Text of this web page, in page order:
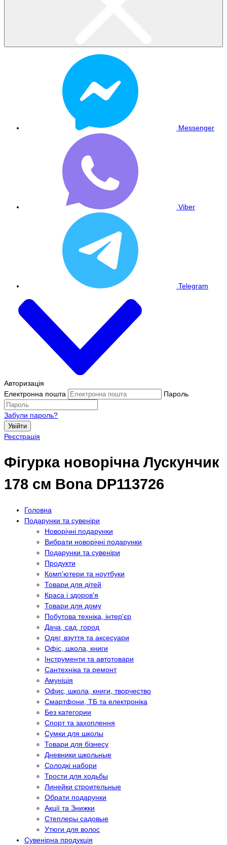
Messenger
Viber
Telegram
Авторизація
Електронна пошта
Пароль
Забули пароль?
Увійти
Реєстрація
Фігурка новорічна Лускунчик
178 см Bona DP113726
Головна
Подарунки та сувеніри
Новорічні подарунки
Вибрати новорічні подарунки
Подарунки та сувеніри
Продукти
Комп'ютери та ноутбуки
Товари для дітей
Краса і здоров'я
Товари для дому
Побутова техніка, інтер'єр
Дача, сад, город
Одяг, взуття та аксесуари
Офіс, школа, книги
Інструменти та автотовари
Сантехніка та ремонт
Амуніція
Офис, школа, книги, творчество
Смартфони, ТБ та електроніка
Без категории
Спорт та захоплення
Сумки для школы
Товари для бізнесу
Дневники школьные
Солодкі набори
Трости для ходьбы
Линейки строительные
Обрати подарунки
Акції та Знижки
Степлеры садовые
Утюги для волос
Сувенірна продукція